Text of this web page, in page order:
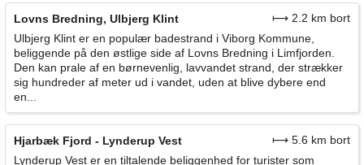
Lovns Bredning, Ulbjerg Klint
⟼ 2.2 km bort
Ulbjerg Klint er en populær badestrand i Viborg Kommune,
beliggende på den østlige side af Lovns Bredning i Limfjorden.
Den kan prale af en børnevenlig, lavvandet strand, der strækker
sig hundreder af meter ud i vandet, uden at blive dybere end
en...
Hjarbæk Fjord - Lynderup Vest
⟼ 5.6 km bort
Lynderup Vest er en tiltalende beliggenhed for turister som